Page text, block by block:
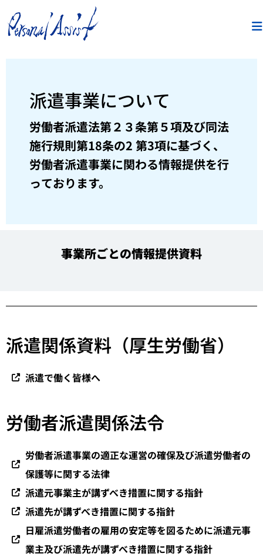
派遣事業について
労働者派遣法第２３条第５項及び同法
施行規則第18条の2 第3項に基づく、
労働者派遣事業に関わる情報提供を行
っております。
事業所ごとの情報提供資料
派遣関係資料（厚生労働省）
派遣で働く皆様へ
労働者派遣関係法令
労働者派遣事業の適正な運営の確保及び派遣労働者の
保護等に関する法律
派遣元事業主が講ずべき措置に関する指針
派遣先が講ずべき措置に関する指針
日雇派遣労働者の雇用の安定等を図るために派遣元事
業主及び派遣先が講ずべき措置に関する指針